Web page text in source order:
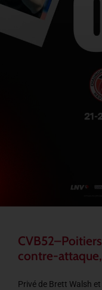
contre-
Privé de Brett Walsh